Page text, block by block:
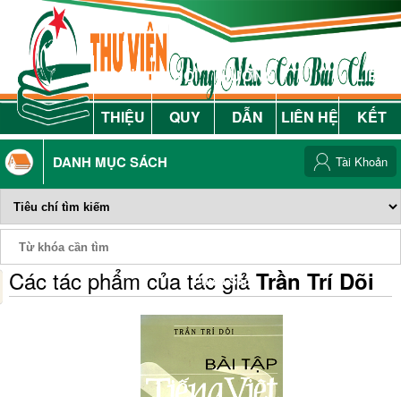
GIỚI
THIỆU
NỘI
QUY
HƯỚNG
DẪN
LIÊN HỆ
LIÊN
KẾT
DANH MỤC SÁCH
Phiếu Sách
Tài Khoản
Các tác phẩm của tác giả Trần Trí Dõi